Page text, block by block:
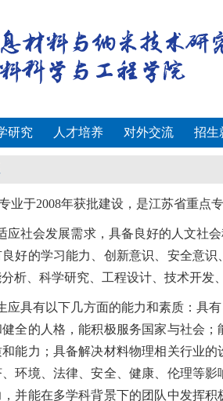
研究 人才培养 对外交流 招生
业于2008年获批建设，是江苏省重点
应社会发展需求，具备良好的人文社
好的学习能力、创新意识、安全意
析、科学研究、工程设计、技术开发
应具有以下几方面的能力和素质：具
全的人格，能积极服务国家与社会
能力；具备解决材料物理相关行业
环境、法律、安全、健康、伦理等
并能在多学科背景下的团队中发挥